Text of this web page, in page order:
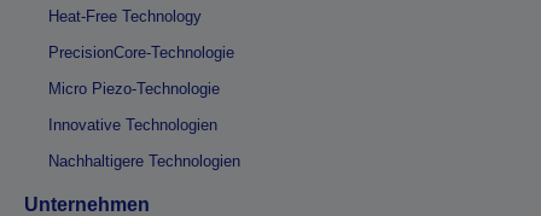
Heat-Free Technology
PrecisionCore-Technologie
Micro Piezo-Technologie
Innovative Technologien
Nachhaltigere Technologien
Unternehmen